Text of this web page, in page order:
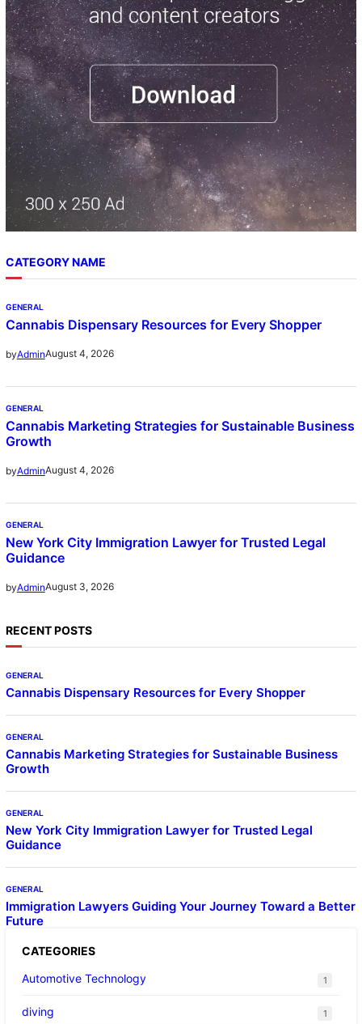
h
CATEGORY NAME
GENERAL
Cannabis Dispensary Resources for Every Shopper
byAdminAugust 4, 2026
GENERAL
Cannabis Marketing Strategies for Sustainable Business
Growth
byAdminAugust 4, 2026
GENERAL
New York City Immigration Lawyer for Trusted Legal
Guidance
byAdminAugust 3, 2026
RECENT POSTS
GENERAL
Cannabis Dispensary Resources for Every Shopper
GENERAL
Cannabis Marketing Strategies for Sustainable Business
Growth
GENERAL
New York City Immigration Lawyer for Trusted Legal
Guidance
GENERAL
Immigration Lawyers Guiding Your Journey Toward a Better
Future
CATEGORIES
Automotive Technology
1
diving 1